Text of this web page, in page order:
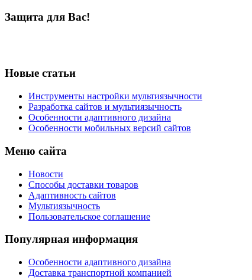
Защита для Вас!
Новые статьи
Инструменты настройки мультиязычности
Разработка сайтов и мультиязычность
Особенности адаптивного дизайна
Особенности мобильных версий сайтов
Меню сайта
Новости
Способы доставки товаров
Адаптивность сайтов
Мультиязычность
Пользовательское соглашение
Популярная информация
Особенности адаптивного дизайна
Доставка транспортной компанией